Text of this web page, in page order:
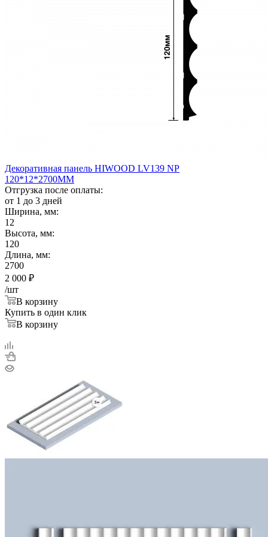
Декоративная панель HIWOOD LV139 NP
120*12*2700ММ
Отгрузка после оплаты:
от 1 до 3 дней
Ширина, мм:
12
Высота, мм:
120
Длина, мм:
2700
2 000 ₽
/шт
В корзину
Купить в один клик
В корзину